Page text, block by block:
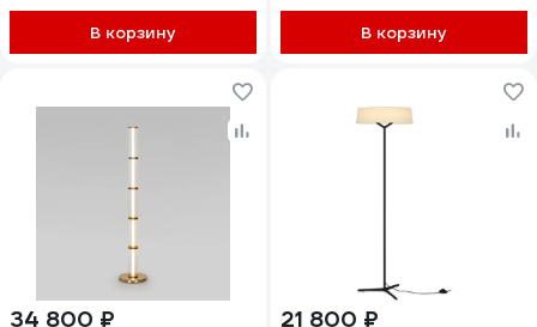
В корзину В корзину
34 800 ₽ 21 800 ₽